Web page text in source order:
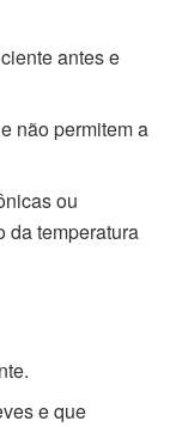
antes e
não permitem a
ou
da temperatura
e que